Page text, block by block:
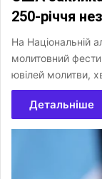
250-річчя
На Національній
молитовний
ювілей молитви,
Детальніше